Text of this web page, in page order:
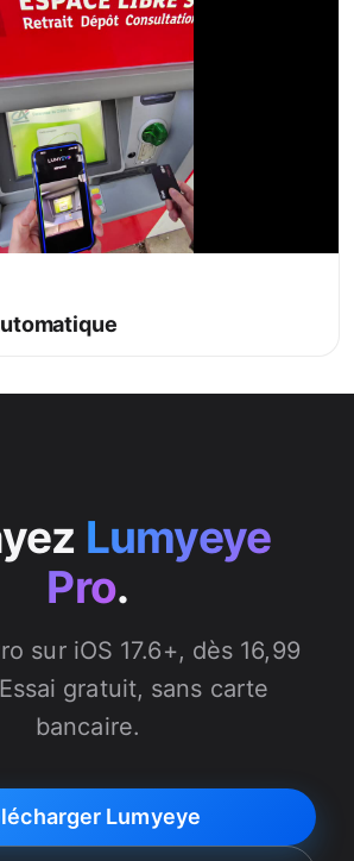
Lumyeye
Pro.
sur iOS 17.6+, dès 16,99
gratuit, sans carte
bancaire.
Lumyeye